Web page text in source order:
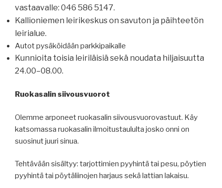
vastaavalle: 046 586 5147.
Kallioniemen leirikeskus on savuton ja päihteetön
leirialue.
Autot pysäköidään parkkipaikalle
Kunnioita toisia leiriläisiä sekä noudata hiljaisuutta
24.00–08.00.
Ruokasalin siivousvuorot
Olemme arponeet ruokasalin siivousvuorovastuut. Käy
katsomassa ruokasalin ilmoitustaululta josko onni on
suosinut juuri sinua.
Tehtävään sisältyy: tarjottimien pyyhintä tai pesu, pöytien
pyyhintä tai pöytäliinojen harjaus sekä lattian lakaisu.